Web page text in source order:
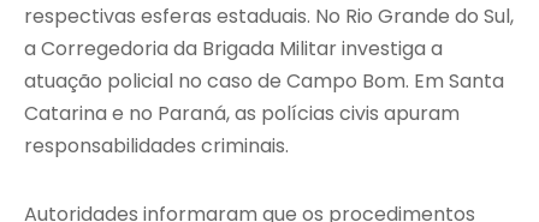
respectivas esferas estaduais. No Rio Grande do Sul,
a Corregedoria da Brigada Militar investiga a
atuação policial no caso de Campo Bom. Em Santa
Catarina e no Paraná, as polícias civis apuram
responsabilidades criminais.
Autoridades informaram que os procedimentos